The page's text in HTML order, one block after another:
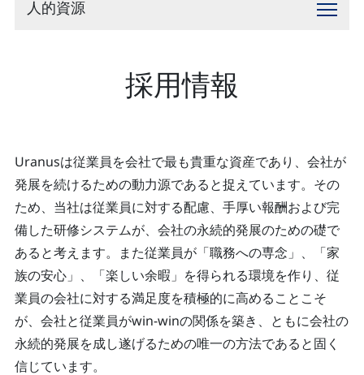
人的資源
採用情報
Uranusは従業員を会社で最も貴重な資産であり、会社が
発展を続けるための動力源であると捉えています。その
ため、当社は従業員に対する配慮、手厚い報酬および完
備した研修システムが、会社の永続的発展のための礎で
あると考えます。また従業員が「職務への専念」、「家
族の安心」、「楽しい余暇」を得られる環境を作り、従
業員の会社に対する満足度を積極的に高めることこそ
が、会社と従業員がwin-winの関係を築き、ともに会社の
永続的発展を成し遂げるための唯一の方法であると固く
信じています。